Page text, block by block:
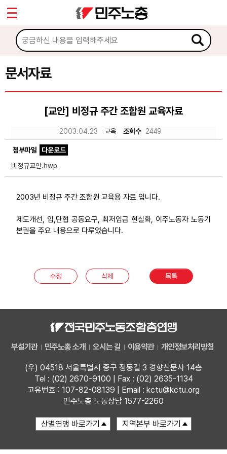
문서자료
[교안] 비정규 주간 조합원 교육자료
2003.04.23 교육 조회수 2449
첨부파일
다운로드
비정규교안.hwp
2003년 비정규 주간 조합원 교육용 자료 입니다.
제도개선, 임,단협 공동요구, 최저임금 현실화, 이주노동자 노동기
본권을 주요 내용으로 다루었습니다.
수정 삭제 목록
부설기관 민주노총 소개 오시는 길 이용약관 개인정보처리방침
(우) 04518 서울특별시 중구 정동길 3 경향신문사 14층
Tel : (02) 2670-9100 | Fax : (02) 2635-1134
고유번호 : 107-82-08139 | Email : kctu@kctu.org
민주노총 노동상담 1577-2260
마이페이지
소개
소식
문서자료
미디어자료
Sketchbook5, 스케치북5
Sketchbook5, 스케치북5